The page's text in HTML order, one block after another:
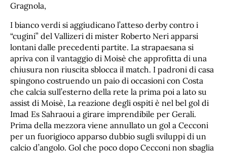
Gragnola,
I bianco verdi si aggiudicano l’atteso derby contro i
“cugini” del Vallizeri di mister Roberto Neri apparsi
lontani dalle precedenti partite. La strapaesana si
apriva con il vantaggio di Moisè che approfitta di una
chiusura non riuscita sblocca il match. I padroni di casa
spingono costruendo un paio di occasioni con Costa
che calcia sull’esterno della rete la prima poi a lato su
assist di Moisè, La reazione degli ospiti è nel bel gol di
Imad Es Sahraoui a girare imprendibile per Gerali.
Prima della mezzora viene annullato un gol a Cecconi
per un fuorigioco apparso dubbio sugli sviluppi di un
calcio d’angolo. Gol che poco dopo Cecconi non sbaglia